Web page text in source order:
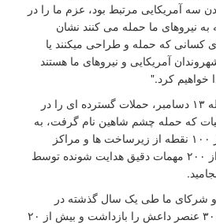
سه آمریکایی مرتبط بود، عزم ما را در
نیروهای ما حمله می کنند نشان
کسانی که حمله و طراحی میکنند یا
آمریکایی و نیروهای ما هستند
خواهیم کرد."
سنتکام در واکنش به حمله ۱۳ دسامبر، حملات گسترده ای را در
که حمله چشم شاهین نام گرفت، به
هدف قرار گرفتن بیش از ۱۰۰ نقطه از زیرساخت ها و مراکز
تسلیحاتی داعش با بیش از ۲۰۰ مهمات دقیق هدایت شونده توسط
و شرکای ما طی یک سال گذشته در
سراسر سوریه بیش از ۳۰۰ عنصر داعش را بازداشت و بیش از ۲۰